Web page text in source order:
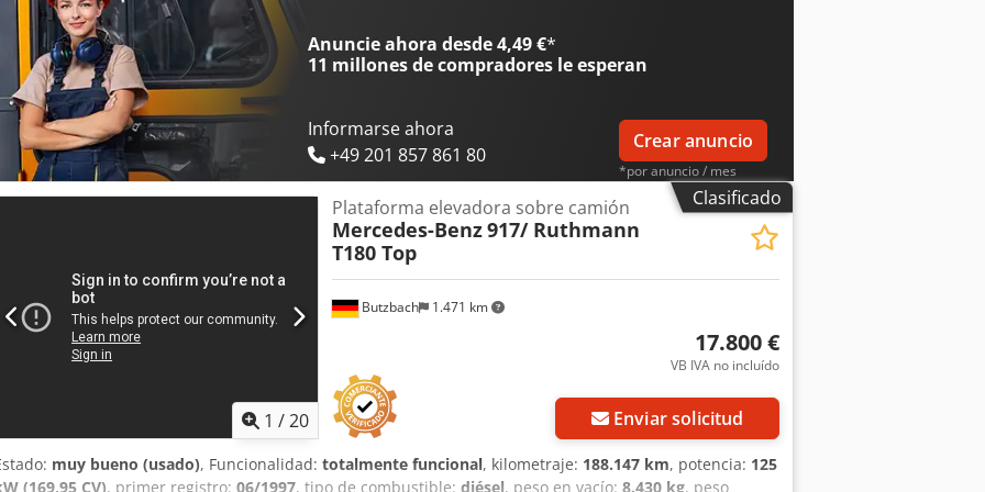
Información general Codpfxszr Ip Uo Aigjha Cabina: sencilla Matrícula: TFF-33-P Configuración del eje
Frenos: frenos de disco Suspensión: suspensión de ballestas Eje delantero: medida de los neumáticos:
215/75 R17.5; carga máxima del eje: 2480 kg; dibujo de los neumáticos, lado izquierdo: 20%; dibujo de los
neumáticos, lado derecho: 20% Eje trasero: medida de los neumáticos: 215/70 R17.5; carga máxima del
3400 kg; dibujo de los neumáticos, lado izquierdo: 60%; dibujo de los neumáticos, lado derecho: 60%
Pesos Peso en vacío: 5.880 kg Carga útil: 2.370 kg MMA (masa máxima autorizada): 8.250 kg Estado Estado
técnico: muy bueno Estado estético: muy bueno Daños: ninguno
Anuncie ahora desde 4,49 €*
11 millones de compradores le esperan
Informarse ahora
+49 201 857 861 80
Crear anuncio
*por anuncio / mes
Clasificado
1 /20
Butzbach 1.471 km
Plataforma elevadora sobre camión
Mercedes-Benz917/ Ruthmann
T180 Top
17.800 €
VB IVA no incluído
Enviar solicitud
muy bueno (usado), Funcionalidad: totalmente funcional, kilometraje: 188.147 km, potencia: 125
(169,95 CV), primer registro: 06/1997, tipo de combustible: diésel, peso en vacío: 8.430 kg, peso